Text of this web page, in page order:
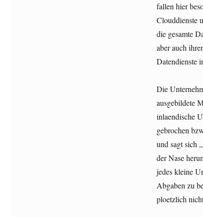
fallen hier
Clouddienste
die gesamte
aber auch
Datendienste
Die
ausgebildete
inlaendische
gebrochen
und sagt sich
der Nase
jedes kleine
Abgaben zu
ploetzlich